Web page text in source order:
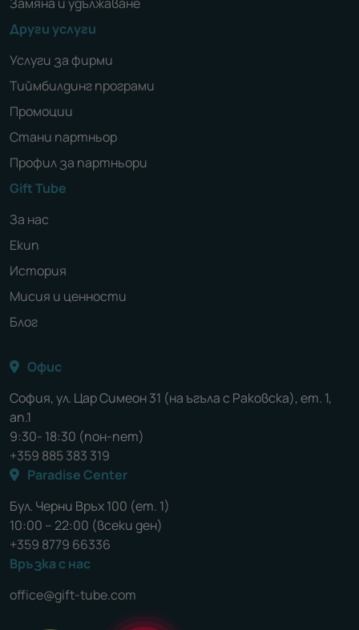
Други услуги
Услуги за фирми
Тиймбилдинг програми
Промоции
Стани партньор
Профил за партньори
Gift Tube
За нас
Екип
История
Мисия и ценности
Блог
Офис
София, ул. Цар Симеон 31 (на ъгъла с Раковска), ет. 1,
ап.1
9:30- 18:30 (пон-пет)
+359 885 383 319
Paradise Center
Бул. Черни Връх 100 (ет. 1)
10:00 – 22:00 (всеки ден)
+359 8779 66336
Връзка с нас
office@gift-tube.com